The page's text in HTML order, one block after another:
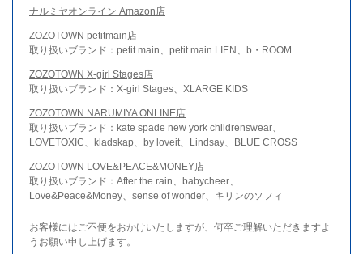
ナルミヤオンライン Amazon店
ZOZOTOWN petitmain店
取り扱いブランド：petit main、petit main LIEN、b・ROOM
ZOZOTOWN X-girl Stages店
取り扱いブランド：X-girl Stages、XLARGE KIDS
ZOZOTOWN NARUMIYA ONLINE店
取り扱いブランド：kate spade new york childrenswear、
LOVETOXIC、kladskap、by loveit、Lindsay、BLUE CROSS
ZOZOTOWN LOVE&PEACE&MONEY店
取り扱いブランド：After the rain、babycheer、
Love&Peace&Money、sense of wonder、キリンのソフィ
お客様にはご不便をおかけいたしますが、何卒ご理解いただきますよ
うお願い申し上げます。